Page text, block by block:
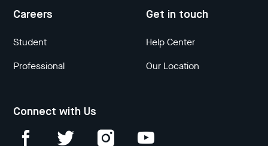
Careers
Student
Professional
Get in touch
Help Center
Our Location
Connect with Us